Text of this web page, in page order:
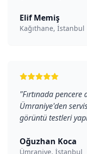
Elif Memiş
Kağıthane, İstanbul
"Fırtınada pencere
Ümraniye'den
görüntü testleri
Oğuzhan Koca
Ümraniye, İstanbul